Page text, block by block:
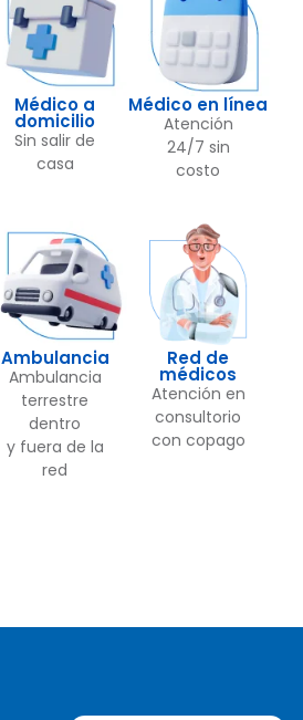
Médico a
domicilio
Sin salir de
casa
Médico en línea
Atención
24/7 sin
costo
Ambulancia
Ambulancia
terrestre
dentro
y fuera de la
red
Red de
médicos
Atención en
consultorio
con copago